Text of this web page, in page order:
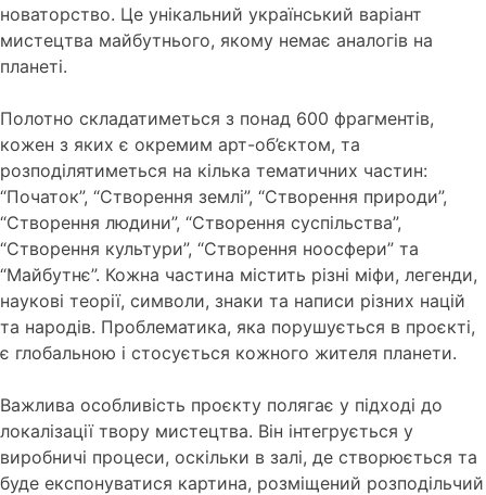
новаторство. Це унікальний український варіант
мистецтва майбутнього, якому немає аналогів на
планеті.
Полотно складатиметься з понад 600 фрагментів,
кожен з яких є окремим арт-об’єктом, та
розподілятиметься на кілька тематичних частин:
“Початок”, “Створення землі”, “Створення природи”,
“Створення людини”, “Створення суспільства”,
“Створення культури”, “Створення ноосфери” та
“Майбутнє”. Кожна частина містить різні міфи, легенди,
наукові теорії, символи, знаки та написи різних націй
та народів. Проблематика, яка порушується в проєкті,
є глобальною і стосується кожного жителя планети.
Важлива особливість проєкту полягає у підході до
локалізації твору мистецтва. Він інтегрується у
виробничі процеси, оскільки в залі, де створюється та
буде експонуватися картина, розміщений розподільчий